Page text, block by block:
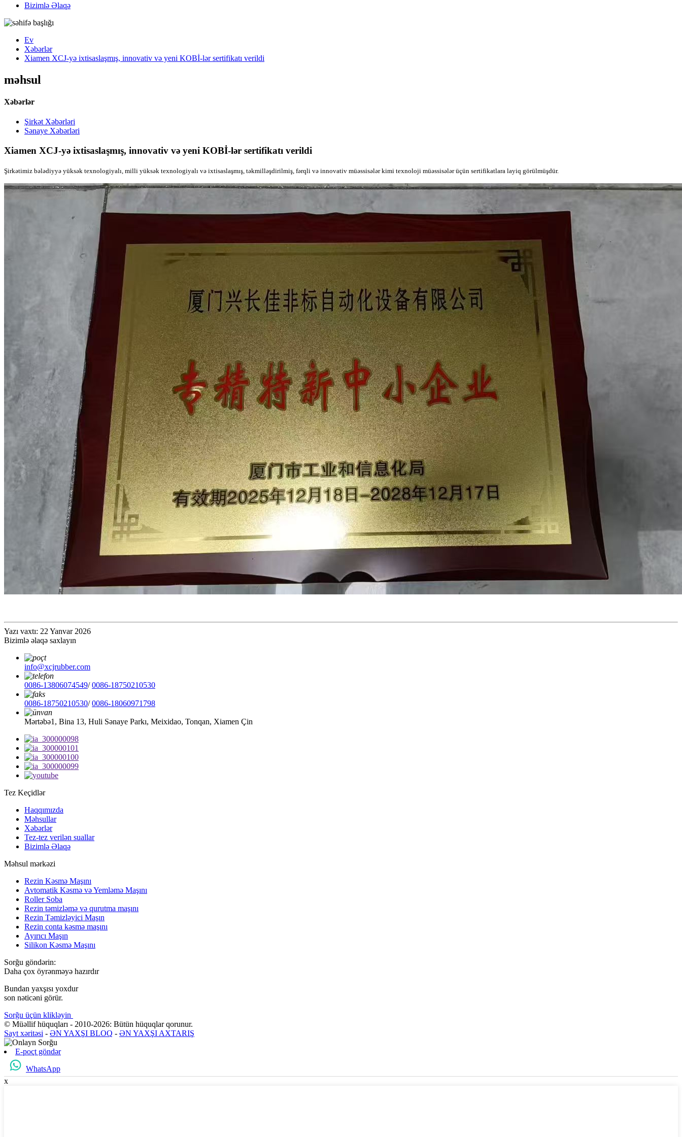
Bizimlə Əlaqə
Ev
Xəbərlər
Xiamen XCJ-yə ixtisaslaşmış, innovativ və yeni KOBİ-lər sertifikatı verildi
məhsul
Xəbərlər
Şirkət Xəbərləri
Sənaye Xəbərləri
Xiamen XCJ-yə ixtisaslaşmış, innovativ və yeni KOBİ-lər sertifikatı verildi
Şirkətimiz bələdiyyə yüksək texnologiyalı, milli yüksək texnologiyalı və ixtisaslaşmış, təkmilləşdirilmiş, fərqli və innovativ müəssisələr kimi texnoloji müəssisələr üçün sertifikatlara layiq görülmüşdür.
Yazı vaxtı: 22 Yanvar 2026
Bizimlə əlaqə saxlayın
info@xcjrubber.com
0086-13806074549/0086-18750210530
0086-18750210530/0086-18060971798
Mərtəbə1, Bina 13, Huli Sənaye Parkı, Meixidao, Tonqan, Xiamen Çin
Tez Keçidlər
Haqqımızda
Məhsullar
Xəbərlər
Tez-tez verilən suallar
Bizimlə Əlaqə
Məhsul mərkəzi
Rezin Kəsmə Maşını
Avtomatik Kəsmə və Yemləmə Maşını
Roller Soba
Rezin təmizləmə və qurutma maşını
Rezin Təmizləyici Maşın
Rezin conta kəsmə maşını
Ayırıcı Maşın
Silikon Kəsmə Maşını
Sorğu göndərin:
Daha çox öyrənməyə hazırdır
Bundan yaxşısı yoxdur
son nəticəni görür.
Sorğu üçün klikləyin
© Müəllif hüquqları - 2010-2026: Bütün hüquqlar qorunur.
Sayt xəritəsi - ƏN YAXŞI BLOQ - ƏN YAXŞI AXTARIŞ
E-poçt göndər
WhatsApp
x